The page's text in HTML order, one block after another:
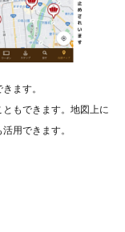
ます。
もできます。地図上に
用できます。